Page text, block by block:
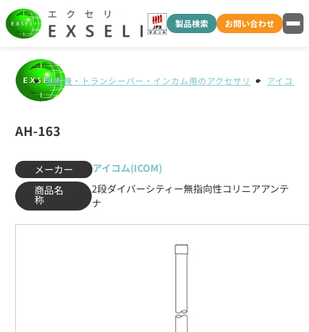
製品検索 お問い合わせ
無線機・トランシーバー・インカム用のアクセサリ アイコム
AH-163
メーカー
アイコム(ICOM)
商品名
称
2段ダイバーシティー無指向性コリニアアンテ
ナ